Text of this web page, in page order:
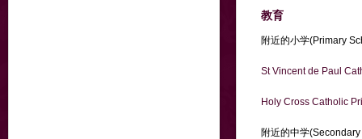
教育
附近的小学(Primary
St Vincent de Paul
Holy Cross Catholic
附近的中学